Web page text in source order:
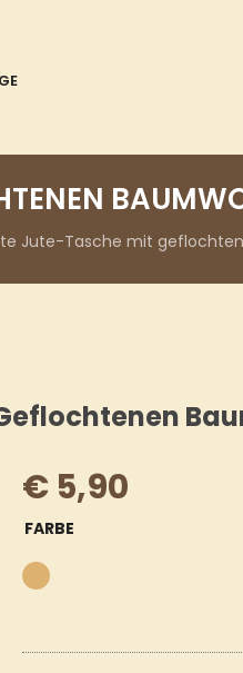
Jute-Tasche mit
€ 5,90
FARBE